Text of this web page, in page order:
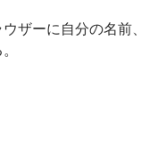
ザーに自分の名前、